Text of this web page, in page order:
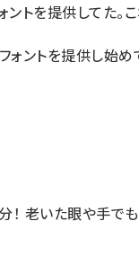
トを提供してた。
ントを提供し始め
老いた眼や手でも